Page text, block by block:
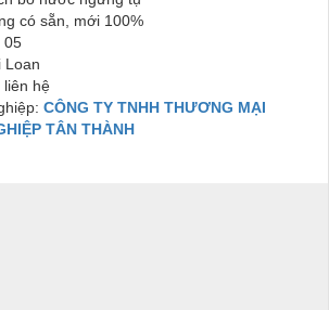
có sẵn, mới 100%
05
Loan
liên hệ
CÔNG TY TNHH THƯƠNG MẠI
TÂN THÀNH